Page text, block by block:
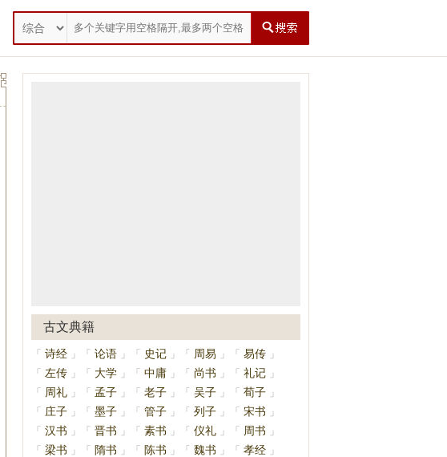
古文典籍
「 诗经 」 「 论语 」 「 史记 」 「 周易 」 「 易传 」
「
左传 」 「 大学 」 「 中庸 」 「 尚书 」 「 礼记 」
「
周礼 」 「 孟子 」 「 老子 」 「 吴子 」 「 荀子 」
「
庄子 」 「 墨子 」 「 管子 」 「 列子 」 「 宋书
」
「 汉书 」 「 晋书 」 「 素书 」 「 仪礼 」 「 周书
」
「 梁书 」 「 隋书 」 「 陈书 」 「 魏书 」 「 孝经 」